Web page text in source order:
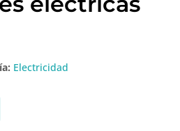
Electricidad